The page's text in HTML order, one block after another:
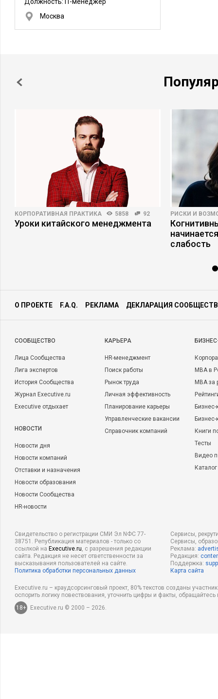
Москва
КОРПОРАТИВНАЯ ПРАКТИКА 5858 92
Уроки китайского менеджмента
РИСКИ И
слабость
О ПРОЕКТЕ F.A.Q. РЕКЛАМА ДЕКЛАРАЦИЯ
CООБЩЕСТВО
Лица Сообщества
Лига экспертов
История Сообщества
Журнал Executive.ru
Executive отдыхает
НОВОСТИ
Новости дня
Новости компаний
Отставки и назначения
Новости образования
Новости Сообщества
HR-новости
КАРЬЕРА
HR-менеджмент
Поиск работы
Рынок труда
Личная эффективность
Планирование карьеры
Управленческие вакансии
Справочник компаний
MBA в
MBA
Бизнес-
Книги
Тесты
Видео
Свидетельство о регистрации СМИ Эл NФС 77-
38751. Републикация материалов - только со
ссылкой на Executive.ru, с разрешения редакции
сайта. Редакция не несет ответственности за
высказывания пользователей на сайте.
Политика обработки персональных данных
Сервисы,
Сервисы,
Реклама:
Редакция:
Поддержка:
Карта сайта
Executive.ru – краудсорсинговый проект, 80% текстов созданы
оспорить логику повествования, уточнить цифры и факты,
18+
Executive.ru © 2000 – 2026.